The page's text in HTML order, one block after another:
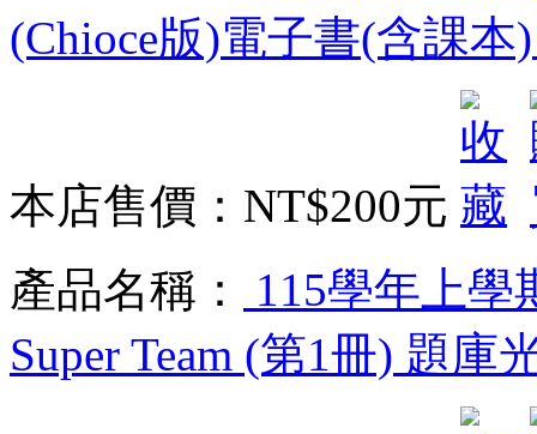
(Chioce版)電子書(含課
本店售價： NT$200元
產品名稱：
115學年上學
Super Team (第1冊) 題庫